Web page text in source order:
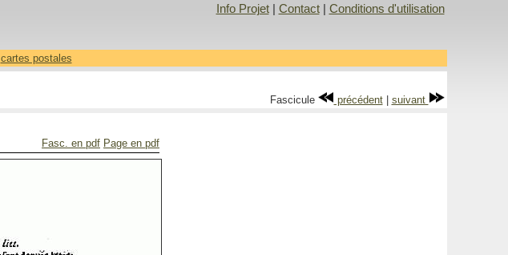
Info Projet| Contact| Conditions d'utilisation
cartes postales
Fascicule précédent| suivant
Fasc. en pdf Page en pdf